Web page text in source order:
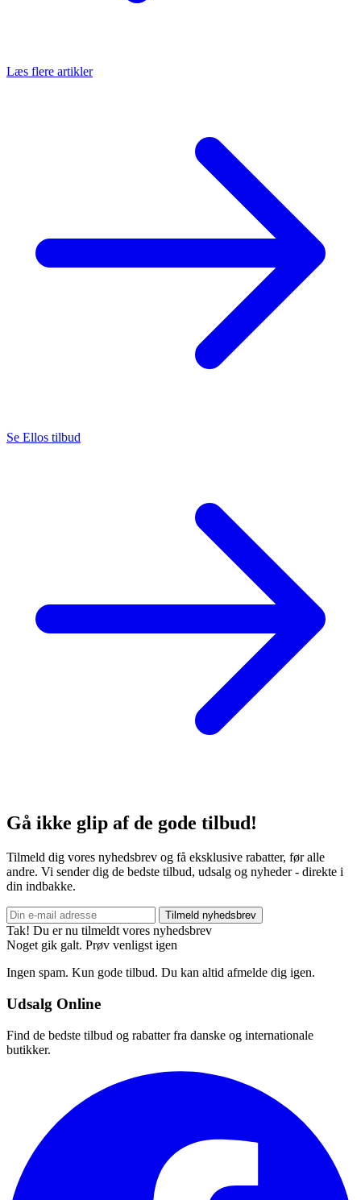
Læs flere artikler
Se Ellos tilbud
Gå ikke glip af de gode tilbud!
Tilmeld dig vores nyhedsbrev og få eksklusive rabatter, før alle
andre. Vi sender dig de bedste tilbud, udsalg og nyheder - direkte i
din indbakke.
Tilmeld nyhedsbrev
Tak! Du er nu tilmeldt vores nyhedsbrev
Noget gik galt. Prøv venligst igen
Ingen spam. Kun gode tilbud. Du kan altid afmelde dig igen.
Udsalg Online
Find de bedste tilbud og rabatter fra danske og internationale
butikker.